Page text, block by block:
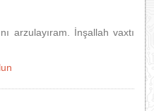
arzulayıram. İnşallah vaxtı